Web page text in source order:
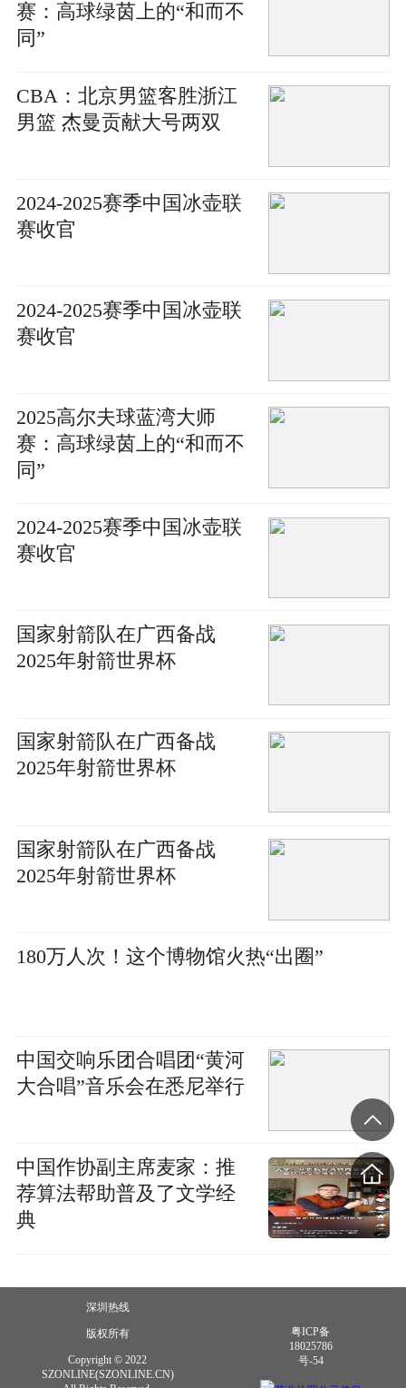
赛：高球绿茵上的“和而不
同”
CBA：北京男篮客胜浙江
男篮 杰曼贡献大号两双
2024-2025赛季中国冰壶联
赛收官
2024-2025赛季中国冰壶联
赛收官
2025高尔夫球蓝湾大师
赛：高球绿茵上的“和而不
同”
2024-2025赛季中国冰壶联
赛收官
国家射箭队在广西备战
2025年射箭世界杯
国家射箭队在广西备战
2025年射箭世界杯
国家射箭队在广西备战
2025年射箭世界杯
180万人次！这个博物馆火热“出圈”
中国交响乐团合唱团“黄河
大合唱”音乐会在悉尼举行
中国作协副主席麦家：推
荐算法帮助普及了文学经
典
深圳热线
版权所有
Copyright © 2022
SZONLINE(SZONLINE.CN)
粤ICP备
18025786
号-54